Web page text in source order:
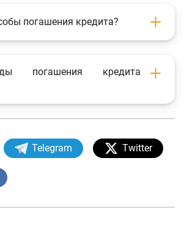
погашения кредита?
погашения кредита
Telegram Twitter